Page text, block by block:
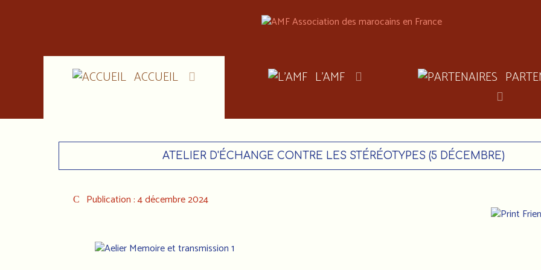
ACCUEIL L'AMF
ATELIER D'ÉCHANGE CONTRE LES STÉRÉOTYPES (5 DÉCEMBRE)
Publication : 4 décembre 2024